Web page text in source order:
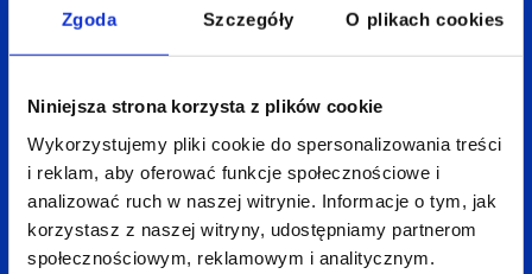
Zgoda Szczegóły O plikach cookies
Niniejsza strona korzysta z plików cookie
Wykorzystujemy pliki cookie do spersonalizowania treści
i reklam, aby oferować funkcje społecznościowe i
analizować ruch w naszej witrynie. Informacje o tym, jak
korzystasz z naszej witryny, udostępniamy partnerom
społecznościowym, reklamowym i analitycznym.